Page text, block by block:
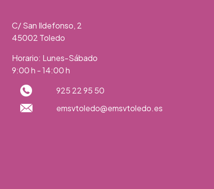
C/ San Ildefonso, 2
45002 Toledo
Horario: Lunes-Sábado
9:00 h - 14:00 h
925 22 95 50
emsvtoledo@emsvtoledo.es